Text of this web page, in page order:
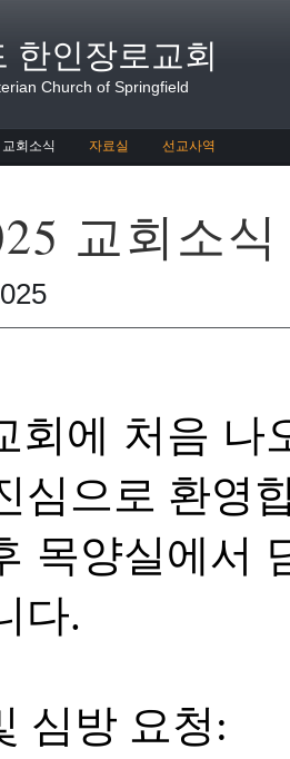
한인장로교회
Church of Springfield
교회소식 자료실 선교사역
교회소식
에 처음 나
심으로 환영
목양실에서
다.
심 방 요청: